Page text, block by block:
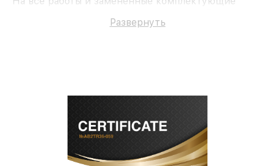
поломки по условиям гарантии, мы бесплатно
безупречной репутацией;
лицензированное ПО в ремонтно-
диагностических мастерских;
собственный склад комплектующих, что
позволяет сократить сроки
Развернуть